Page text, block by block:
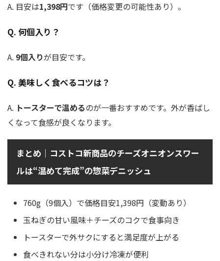
A. 目安は1,398円です（価格変更の可能性あり）。
Q. 何個入り？
A. 9個入りが目安です。
Q. 美味しく食べるコツは？
A. トースターで温めるのが一番おすすめです。外が香ばし
くなって食感が良くなります。
まとめ｜コストコ新商品のチーズオニオンスワー
ルは“温めて完成”の惣菜デニッシュ
760g（9個入）で価格目安1,398円（変動あり）
玉ねぎの甘い風味＋チーズのコクで食事向き
トースターで外サクにすると満足度が上がる
食べきれない分は小分け冷凍が便利